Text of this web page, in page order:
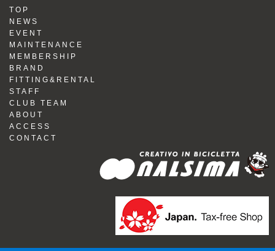
TOP
NEWS
EVENT
MAINTENANCE
MEMBERSHIP
BRAND
FITTING&RENTAL
STAFF
CLUB TEAM
ABOUT
ACCESS
CONTACT